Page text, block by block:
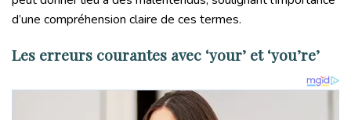
d’une compréhension claire de ces termes.
Les erreurs courantes avec ‘your’ et ‘you’re’